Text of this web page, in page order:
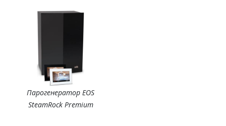
Парогенератор EOS
SteamRock Premium